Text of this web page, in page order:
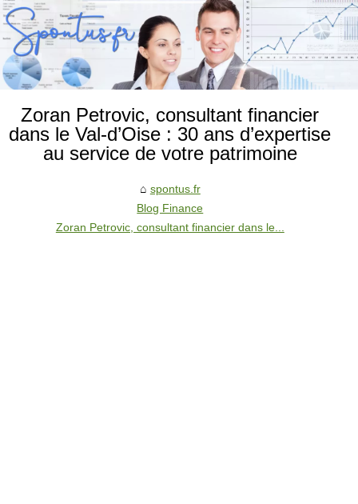
Zoran Petrovic, consultant financier
dans le Val-d’Oise : 30 ans d’expertise
au service de votre patrimoine
spontus.fr
Blog Finance
Zoran Petrovic, consultant financier dans le...